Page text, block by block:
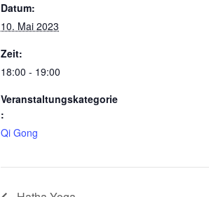
Datum:
10. Mai 2023
Zeit:
18:00 - 19:00
Veranstaltungskategorie
:
Qi Gong